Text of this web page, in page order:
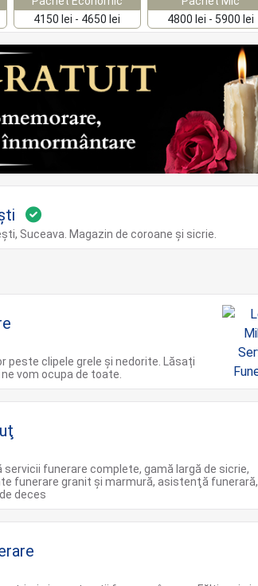
4150 lei - 4650 lei
4800 lei - 5900 lei
Suceava. Magazin de coroane și sicrie.
peste clipele grele și nedorite. Lăsați
vom ocupa de toate.
funerare complete, gamă largă de sicrie,
funerare granit şi marmură, asistenţă funerară,
deces